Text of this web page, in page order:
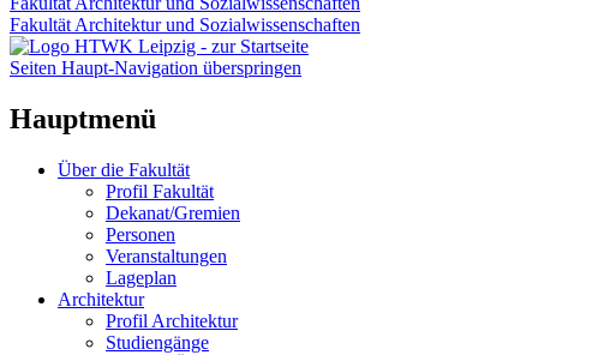
Fakultät Architektur und Sozialwissenschaften
Seiten Haupt-Navigation überspringen
Hauptmenü
Über die Fakultät
Profil Fakultät
Dekanat/Gremien
Personen
Veranstaltungen
Lageplan
Architektur
Profil Architektur
Studiengänge